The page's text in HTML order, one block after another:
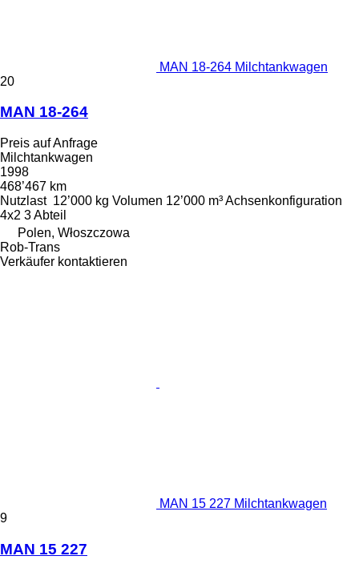
MAN 18-264 Milchtankwagen
20
MAN 18-264
Preis auf Anfrage
Milchtankwagen
1998
468’467 km
Nutzlast 12’000 kg Volumen 12’000 m³Achsenkonfiguration
4x2 3 Abteil
Polen, Włoszczowa
Rob-Trans
Verkäufer kontaktieren
MAN 15 227 Milchtankwagen
9
MAN 15 227